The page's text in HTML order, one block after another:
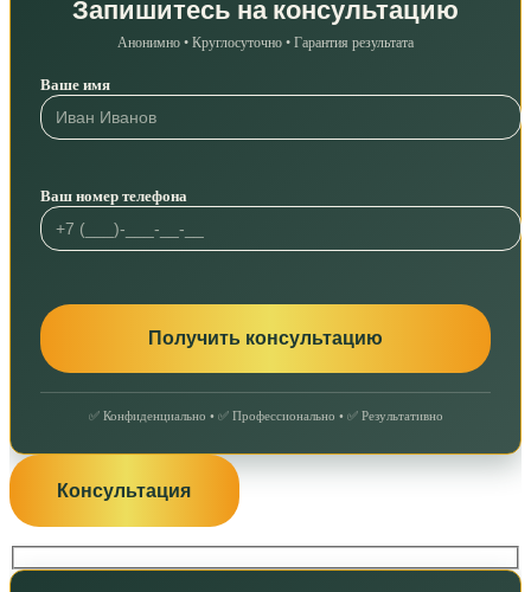
Запишитесь на консультацию
Анонимно • Круглосуточно • Гарантия результата
Ваше имя
Ваш номер телефона
✅ Конфиденциально • ✅ Профессионально • ✅ Результативно
Консультация